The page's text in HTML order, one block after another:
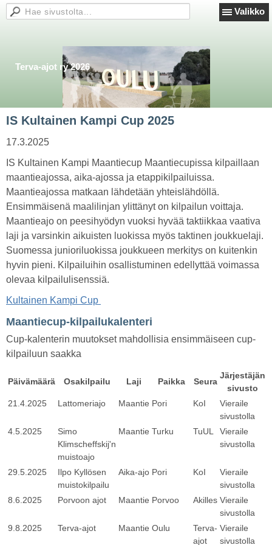
Valikko
Terva-ajot ry 2026
IS Kultainen Kampi Cup 2025
17.3.2025
IS Kultainen Kampi Maantiecup Maantiecupissa kilpaillaan
maantieajossa, aika-ajossa ja etappikilpailuissa.
Maantieajossa matkaan lähdetään yhteislähdöllä.
Ensimmäisenä maalilinjan ylittänyt on kilpailun voittaja.
Maantieajo on peesihyödyn vuoksi hyvää taktiikkaa vaativa
laji ja varsinkin aikuisten luokissa myös taktinen joukkuelaji.
Suomessa junioriluokissa joukkueen merkitys on kuitenkin
hyvin pieni. Kilpailuihin osallistuminen edellyttää voimassa
olevaa kilpailulisenssiä.
Kultainen Kampi Cup
Maantiecup-kilpailukalenteri
Cup-kalenterin muutokset mahdollisia ensimmäiseen cup-
kilpailuun saakka
Päivämäärä Osakilpailu Laji Paikka Seura
Järjestäjän
sivusto
21.4.2025 Lattomeriajo Maantie Pori KoI
Vieraile
sivustolla
4.5.2025
Simo
Klimscheffskij'n
muistoajo
Maantie Turku TuUL
Vieraile
sivustolla
29.5.2025
Ilpo Kyllösen
muistokilpailu
Aika-ajo Pori KoI
Vieraile
sivustolla
8.6.2025
Porvoon ajot Maantie Porvoo Akilles Vieraile
sivustolla
9.8.2025
Terva-ajot Maantie Oulu
Terva-
ajot
Vieraile
sivustolla